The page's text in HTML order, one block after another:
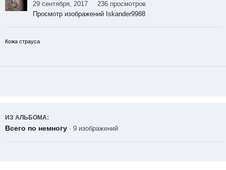
29 сентября, 2017
236 просмотров
Просмотр изображений Iskander9988
Кожа страуса
ИЗ АЛЬБОМА:
Всего по немногу · 9 изображений